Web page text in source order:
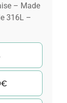
– Made
316L –